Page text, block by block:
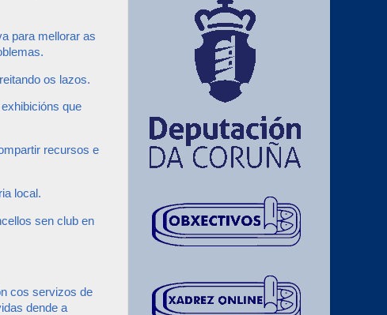
para mellorar as
os lazos.
que
recursos e
local.
sen club en
cos servizos de
dende a